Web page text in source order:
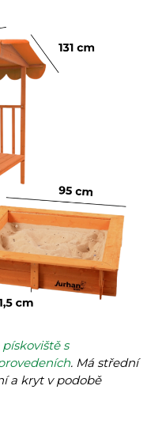
s
. Má střední
a kryt v podobě